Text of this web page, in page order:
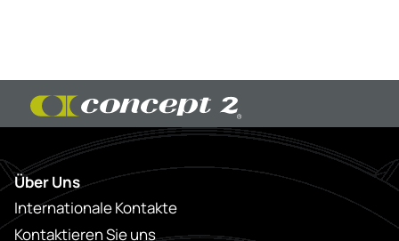
Über Uns
Internationale Kontakte
Kontaktieren Sie uns